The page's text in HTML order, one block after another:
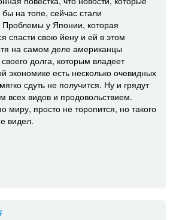
на топе, сейчас стали
Проблемы у Японии, которая
спасти свою йену и ей в этом
на самом деле американцы
долга, которым владеет
экономике есть несколько очевидных
сдуть не получится. Ну и грядут
всех видов и продовольствием.
миру, просто не торопится, но такого
видел.